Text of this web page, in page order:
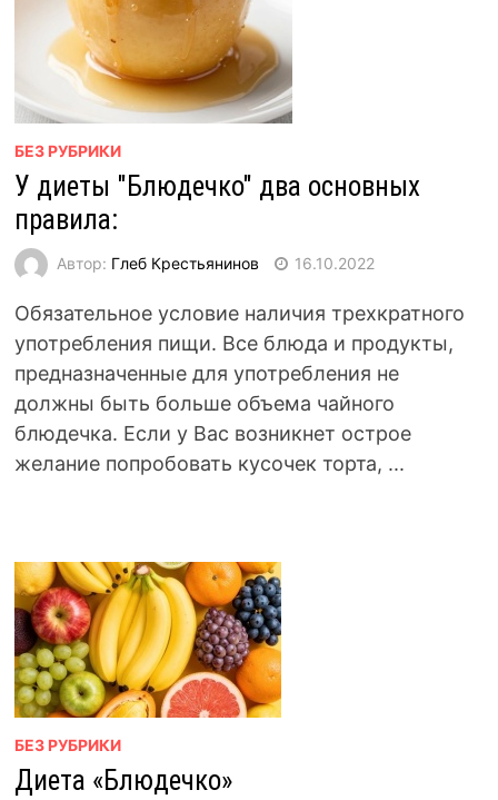
БЕЗ РУБРИКИ
У диеты "Блюдечко" два основных
правила:
Автор: Глеб Крестьянинов 16.10.2022
Обязательное условие наличия трехкратного
употребления пищи. Все блюда и продукты,
предназначенные для употребления не
должны быть больше объема чайного
блюдечка. Если у Вас возникнет острое
желание попробовать кусочек торта, ...
БЕЗ РУБРИКИ
Диета «Блюдечко»